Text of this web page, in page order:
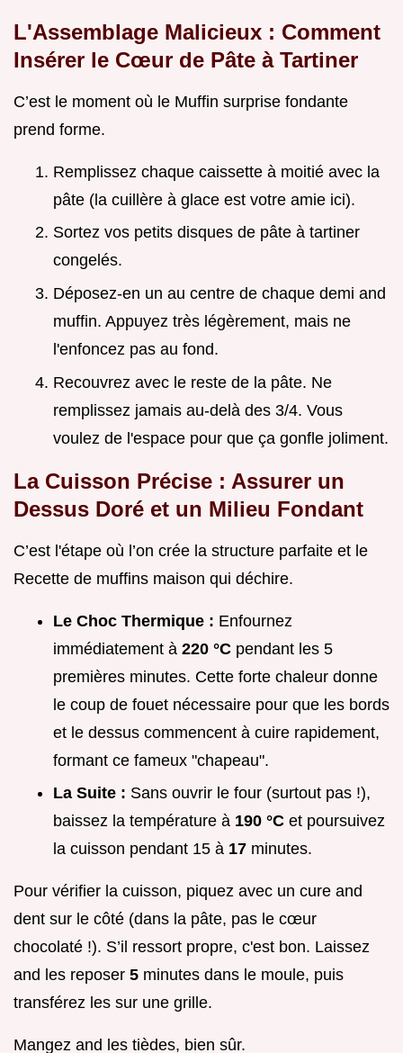
L'Assemblage Malicieux : Comment
Insérer le Cœur de Pâte à Tartiner
C’est le moment où le Muffin surprise fondante
prend forme.
Remplissez chaque caissette à moitié avec la
pâte (la cuillère à glace est votre amie ici).
Sortez vos petits disques de pâte à tartiner
congelés.
Déposez-en un au centre de chaque demi and
muffin. Appuyez très légèrement, mais ne
l'enfoncez pas au fond.
Recouvrez avec le reste de la pâte. Ne
remplissez jamais au-delà des 3/4. Vous
voulez de l'espace pour que ça gonfle joliment.
La Cuisson Précise : Assurer un
Dessus Doré et un Milieu Fondant
C’est l'étape où l’on crée la structure parfaite et le
Recette de muffins maison qui déchire.
Le Choc Thermique : Enfournez
immédiatement à 220 °C pendant les 5
premières minutes. Cette forte chaleur donne
le coup de fouet nécessaire pour que les bords
et le dessus commencent à cuire rapidement,
formant ce fameux "chapeau".
La Suite : Sans ouvrir le four (surtout pas !),
baissez la température à 190 °C et poursuivez
la cuisson pendant 15 à 17 minutes.
Pour vérifier la cuisson, piquez avec un cure and
dent sur le côté (dans la pâte, pas le cœur
chocolaté !). S’il ressort propre, c'est bon. Laissez
and les reposer 5 minutes dans le moule, puis
transférez les sur une grille.
Mangez and les tièdes, bien sûr.